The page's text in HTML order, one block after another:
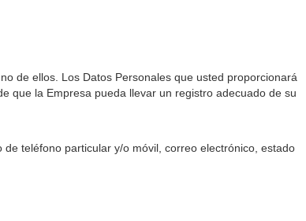
de ellos. Los Datos Personales que usted proporcionará
que la Empresa pueda llevar un registro adecuado de su
teléfono particular y/o móvil, correo electrónico, estado